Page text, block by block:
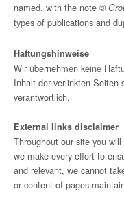
named, with the note ©
types of publications and
Haftungshinweise
Wir übernehmen keine
Inhalt der verlinkten Seiten
verantwortlich.
External links disclaimer
Throughout our site you
we make every effort to
and relevant, we cannot
or content of pages